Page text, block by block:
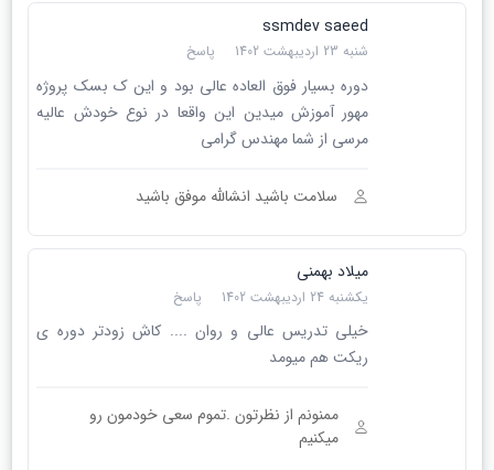
ssmdev saeed
شنبه 23 اردیبهشت 1402 پاسخ
دوره بسیار فوق العاده عالی بود و این ک بسک پروژه
مهور آموزش میدین این واقعا در نوع خودش عالیه
مرسی از شما مهندس گرامی
سلامت باشید انشالله موفق باشید
میلاد بهمنی
یکشنبه 24 اردیبهشت 1402 پاسخ
خیلی تدریس عالی و روان .... کاش زودتر دوره ی
ریکت هم میومد
ممنونم از نظرتون .تموم سعی خودمون رو
میکنیم